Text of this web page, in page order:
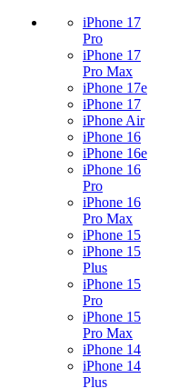
iPhone 17
Pro
iPhone 17
Pro Max
iPhone 17e
iPhone 17
iPhone Air
iPhone 16
iPhone 16e
iPhone 16
Pro
iPhone 16
Pro Max
iPhone 15
iPhone 15
Plus
iPhone 15
Pro
iPhone 15
Pro Max
iPhone 14
iPhone 14
Plus